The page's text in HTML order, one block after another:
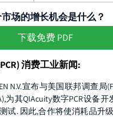
场的增长机会是什么？
下载免费 PDF
消费工业新闻:
N.V.宣布与美国联邦调查局
为其QIAcuity数字PCR设备开
试. 因此,合作将使消耗品升